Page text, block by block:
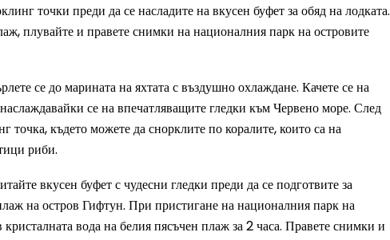
точки преди да се насладите на вкусен буфет за обяд на лодката.
плувайте и правете снимки на националния парк на островите
се до марината на яхтата с въздушно охлаждане. Качете се на
се на впечатляващите гледки към Червено море. След
точка, където можете да снорклите по коралите, които са на
риби.
вкусен буфет с чудесни гледки преди да се подготвите за
на остров Гифтун. При пристигане на националния парк на
вода на белия пясъчен плаж за 2 часа. Правете снимки и